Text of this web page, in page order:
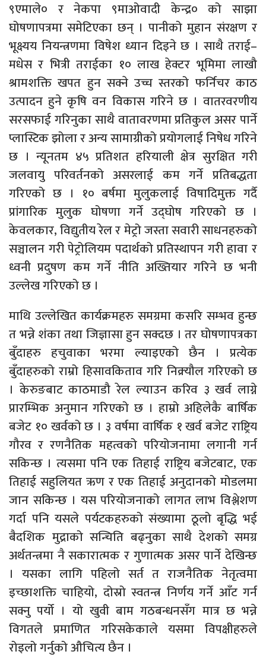
९एमाले० र नेकपा ९माओवादी केन्द्र० को साझा
घोषणापत्रमा समेटिएका छन् । पानीको मुहान संरक्षण र
भूक्ष्यय नियन्त्रणमा विषेश ध्यान दिइने छ । साथै तराई–
मधेस र भित्री तराईका १० लाख हेक्टर भूमिमा लाखौ
श्रामशक्ति खपत हुन सक्ने उच्च स्तरको फर्निचर काठ
उत्पादन हुने कृषि वन विकास गरिने छ । वातरवरणीय
सरसफाई गरिनुका साथै वातावरणमा प्रतिकुल असर पार्ने
प्लास्टिक झोला र अन्य सामाग्रीको प्रयोगलाई निषेध गरिने
छ । न्यूनतम ४५ प्रतिशत हरियाली क्षेत्र सुरक्षित गरी
जलवायु परिवर्तनको असरलाई कम गर्ने प्रतिबद्धता
गरिएको छ । १० बर्षमा मुलुकलाई विषादिमुक्त गर्दै
प्रांगारिक मुलुक घोषणा गर्ने उद्घोष गरिएको छ ।
केवलकार, विद्युतीय रेल र मेट्रो जस्ता सवारी साधनहरुको
सञ्चालन गरी पेट्रोलियम पदार्थको प्रतिस्थापन गरी हावा र
ध्वनी प्रदुषण कम गर्ने नीति अख्तियार गरिने छ भनी
उल्लेख गरिएको छ ।
माथि उल्लेखित कार्यक्रमहरु समग्रमा कसरि सम्भव हुन्छ
त भन्ने शंका तथा जिज्ञासा हुन सक्दछ । तर घोषणापत्रका
बुँदाहरु हचुवाका भरमा ल्याइएको छैन । प्रत्येक
बुँदाहरुको राम्रो हिसावकिताव गरि निक्र्यौल गरिएको छ
। केरुङबाट काठमाडौ रेल ल्याउन करिव ३ खर्व लाग्ने
प्रारम्भिक अनुमान गरिएको छ । हाम्रो अहिलेकै बार्षिक
बजेट १० खर्वको छ । ३ वर्षमा वार्षिक १ खर्व बजेट राष्ट्रिय
गौरव र रणनैतिक महत्वको परियोजनामा लगानी गर्न
सकिन्छ । त्यसमा पनि एक तिहाई राष्ट्रिय बजेटबाट, एक
तिहाई सहुलियत ऋण र एक तिहाई अनुदानको मोडलमा
जान सकिन्छ । यस परियोजनाको लागत लाभ विश्लेशण
गर्दा पनि यसले पर्यटकहरुको संख्यामा ठूलो बृद्धि भई
बैदशिक मुद्राको सन्चिति बढ्नुका साथै देशको समग्र
अर्थतन्त्रमा नै सकारात्मक र गुणात्मक असर पार्ने देखिन्छ
। यसका लागि पहिलो सर्त त राजनैतिक नेतृत्वमा
इच्छाशक्ति चाहियो, दोस्रो स्वतन्त्र निर्णय गर्ने आँट गर्न
सक्नु पर्यो । यो खुवी बाम गठबन्धनसँग मात्र छ भन्ने
विगतले प्रमाणित गरिसकेकाले यसमा विपक्षीहरुले
रोइलो गर्नुको औचित्य छैन ।